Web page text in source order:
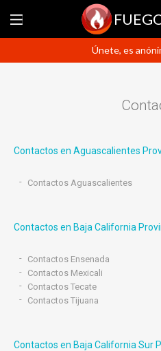
Únete, es
Contactos en Aguascalientes
Contactos Aguascalientes
Contactos en Baja California
Contactos Ensenada
Contactos Mexicali
Contactos Tecate
Contactos Tijuana
Contactos en Baja California Sur